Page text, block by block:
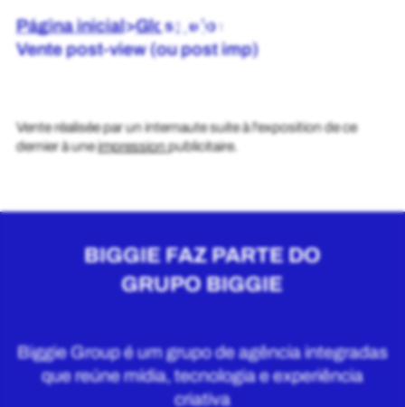
Página inicial>Glossário>
Vente post-view (ou post imp)
Vente réalisée par un internaute suite à l'exposition de ce
dernier à uneimpressionpublicitaire.
BIGGIE FAZ PARTE DO
GRUPO BIGGIE
Biggie Group é um grupo de agência integradas
que reúne mídia, tecnologia e experiência
criativa